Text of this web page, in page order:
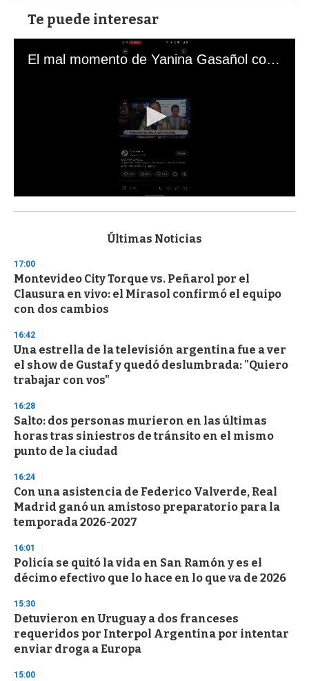
Te puede interesar
El mal momento de Yanina Gasañol con un hincha argentino en "Subrayado"
s
d
s
o
f
3
s
e
c
o
n
Últimas Noticias
17:00
Montevideo City Torque vs. Peñarol por el
Clausura en vivo: el Mirasol confirmó el equipo
con dos cambios
16:42
Una estrella de la televisión argentina fue a ver
el show de Gustaf y quedó deslumbrada: "Quiero
trabajar con vos"
16:28
Salto: dos personas murieron en las últimas
horas tras siniestros de tránsito en el mismo
punto de la ciudad
16:24
Con una asistencia de Federico Valverde, Real
Madrid ganó un amistoso preparatorio para la
temporada 2026-2027
16:01
Policía se quitó la vida en San Ramón y es el
décimo efectivo que lo hace en lo que va de 2026
15:30
Detuvieron en Uruguay a dos franceses
requeridos por Interpol Argentina por intentar
enviar droga a Europa
15:00